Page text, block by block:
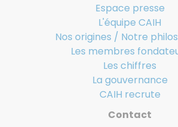
Espace presse
L'équipe CAIH
Nos origines / Notre
Les membres
Les chiffres
La gouvernance
CAIH recrute
Contact